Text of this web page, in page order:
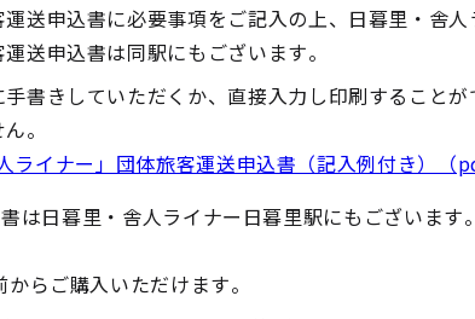
送申込書に必要事項をご記入の上、日暮里・舎
送申込書は同駅にもございます。
書きしていただくか、直接入力し印刷すること
。
ライナー」団体旅客運送申込書（記入例付き）（
は日暮里・舎人ライナー日暮里駅にもございます。
らご購入いただけます。